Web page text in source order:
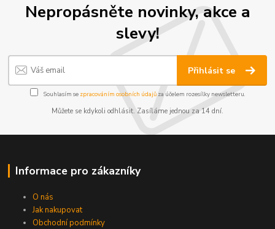
Nepropásněte novinky, akce a
slevy!
Přihlásit se
Souhlasím se zpracováním osobních údajůza účelem rozesílky newsletteru.
Můžete se kdykoli odhlásit. Zasíláme jednou za 14 dní.
Informace pro zákazníky
O nás
Jak nakupovat
Obchodní podmínky